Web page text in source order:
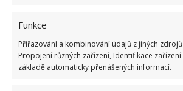
Funkce
Přiřazování a kombinování údajů z jiných
Propojení různých zařízení, Identifikace zařízení
základě automaticky přenášených informací.